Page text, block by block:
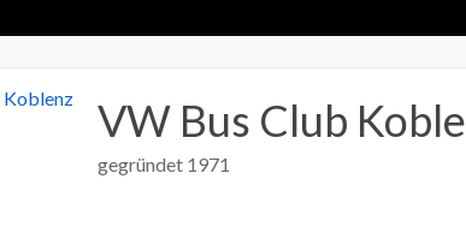
VW Bus Club
gegründet 1971